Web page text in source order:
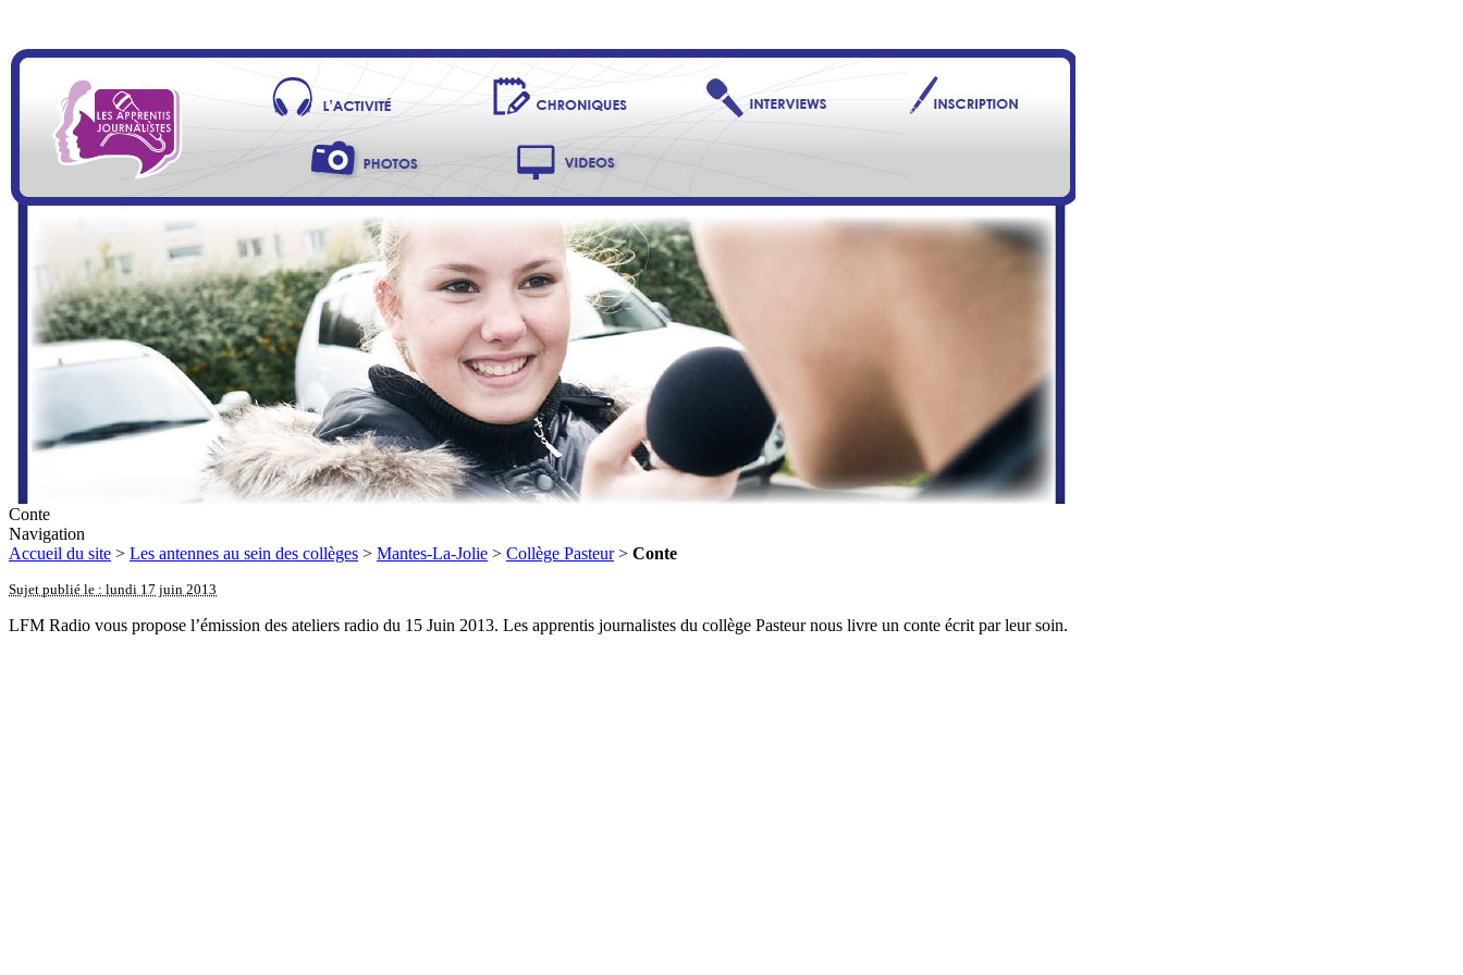
Conte
Navigation
Accueil du site > Les antennes au sein des collèges > Mantes-La-Jolie > Collège Pasteur> Conte
Sujet publié le : lundi 17 juin 2013
LFM Radio vous propose l’émission des ateliers radio du 15 Juin 2013. Les apprentis journalistes du collège Pasteur nous livre un conte écrit par leur soin.